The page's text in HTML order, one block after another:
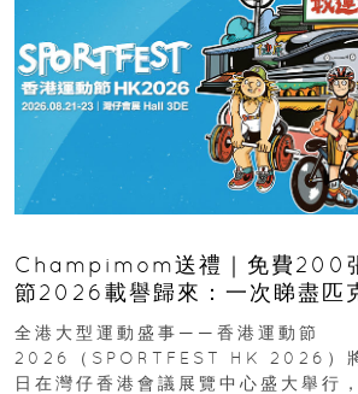
Champimom送禮｜免費200
節2026載譽歸來：一次睇盡匹
動、街舞比賽＋逾百運動品牌展
全港大型運動盛事——香港運動節
2026（SPORTFEST HK 2026）
日在灣仔香港會議展覽中心盛大舉行